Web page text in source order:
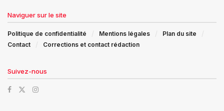
Naviguer sur le site
Politique de confidentialité Mentions légales
Plan du site
Contact
Corrections et contact rédaction
Suivez-nous